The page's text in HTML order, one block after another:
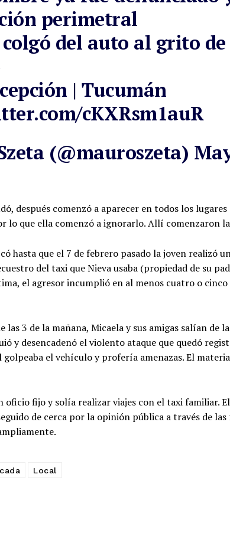
perimetral
colgó del auto al grito de
| Tucumán
cKXRsm1auR
(@mauroszeta)
después comenzó a aparecer en todos los
lo que ella comenzó a ignorarlo. Allí comenzaron
hasta que el 7 de febrero pasado la joven realizó
del taxi que Nieva usaba (propiedad de su
el agresor incumplió en al menos cuatro o
las 3 de la mañana, Micaela y sus amigas salían de
y desencadenó el violento ataque que quedó
el vehículo y profería amenazas. El
oficio fijo y solía realizar viajes con el taxi familiar.
de cerca por la opinión pública a través de
Local